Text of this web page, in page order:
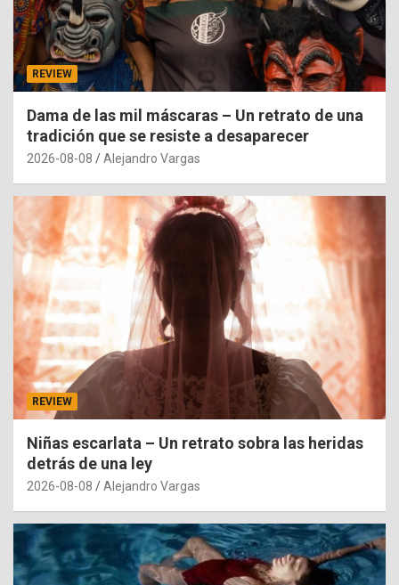
REVIEW
Dama de las mil máscaras – Un retrato de una
tradición que se resiste a desaparecer
2026-08-08 Alejandro Vargas
REVIEW
Niñas escarlata – Un retrato sobra las heridas
detrás de una ley
2026-08-08 Alejandro Vargas